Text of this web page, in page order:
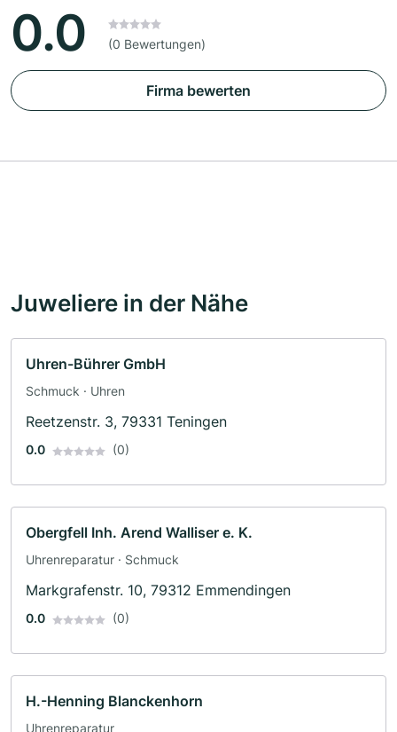
0.0 (0 Bewertungen)
Firma bewerten
Juweliere in der Nähe
Uhren-Bührer GmbH
Schmuck · Uhren
Reetzenstr. 3, 79331 Teningen
0.0 (0)
Obergfell Inh. Arend Walliser e. K.
Uhrenreparatur · Schmuck
Markgrafenstr. 10, 79312 Emmendingen
0.0 (0)
H.-Henning Blanckenhorn
Uhrenreparatur